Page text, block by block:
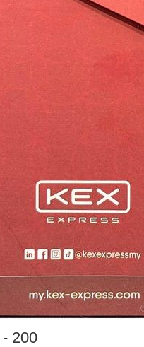
200